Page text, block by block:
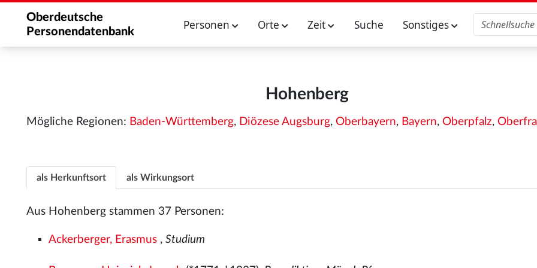
Oberdeutsche
Personendatenbank
Personen Orte Zeit Suche Sonstiges
Hohenberg
Mögliche Regionen: Baden-Württemberg, Diözese Augsburg, Oberbayern, Bayern, Oberpfalz,
als Herkunftsort als Wirkungsort
Aus Hohenberg stammen 37 Personen:
Ackerberger, Erasmus ,Studium